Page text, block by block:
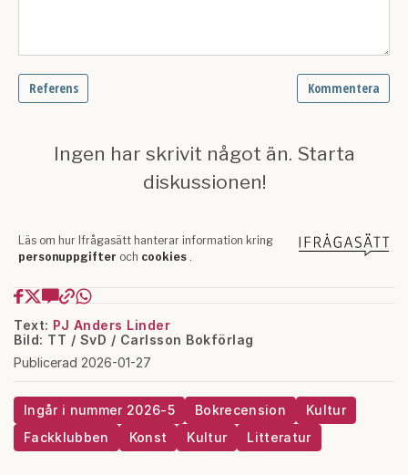
Text: PJ Anders Linder
Bild: TT / SvD / Carlsson Bokförlag
Publicerad 2026-01-27
Ingår i nummer 2026-5 Bokrecension
Kultur
Fackklubben
Konst Kultur Litteratur